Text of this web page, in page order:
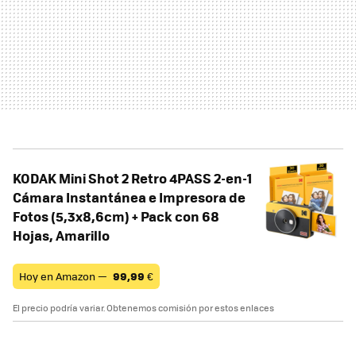
KODAK Mini Shot 2 Retro 4PASS 2-en-1
Cámara Instantánea e Impresora de
Fotos (5,3x8,6cm) + Pack con 68
Hojas, Amarillo
Hoy en Amazon — 99,99 €
El precio podría variar. Obtenemos comisión por estos enlaces